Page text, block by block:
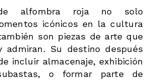
alfombra roja no solo
icónicos en la cultura
son piezas de arte que
admiran. Su destino después
incluir almacenaje, exhibición
o formar parte de